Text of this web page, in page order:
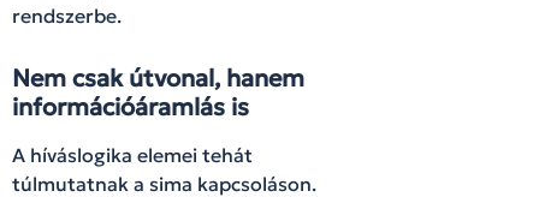
rendszerbe.
Nem csak útvonal, hanem
információáramlás is
A híváslogika elemei tehát
túlmutatnak a sima kapcsoláson.